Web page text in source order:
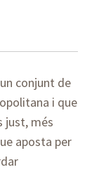
conjunt de
i que
just, més
aposta per